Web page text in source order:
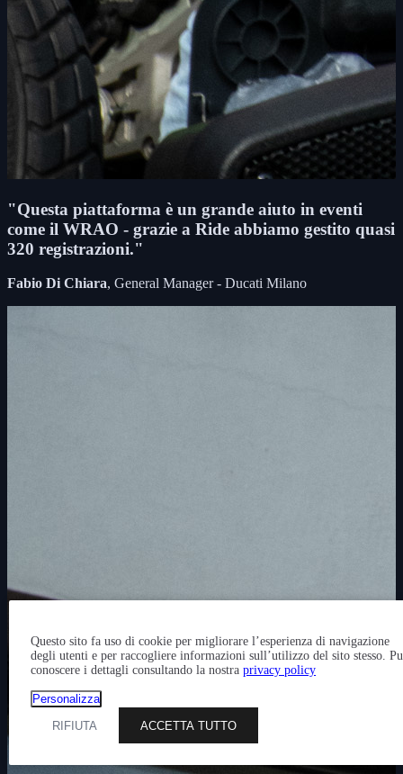
"Questa piattaforma è un grande aiuto in eventi
come il WRAO - grazie a Ride abbiamo gestito quasi
320 registrazioni."
Fabio Di Chiara, General Manager - Ducati Milano
Questo sito fa uso di cookie per migliorare l’esperienza di navigazione
degli utenti e per raccogliere informazioni sull’utilizzo del sito stesso.
conoscere i dettagli consultando la nostra privacy policy
Personalizza
RIFIUTA
ACCETTA TUTTO